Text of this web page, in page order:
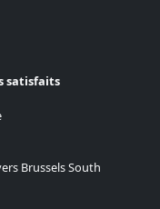
satisfaits
Brussels South